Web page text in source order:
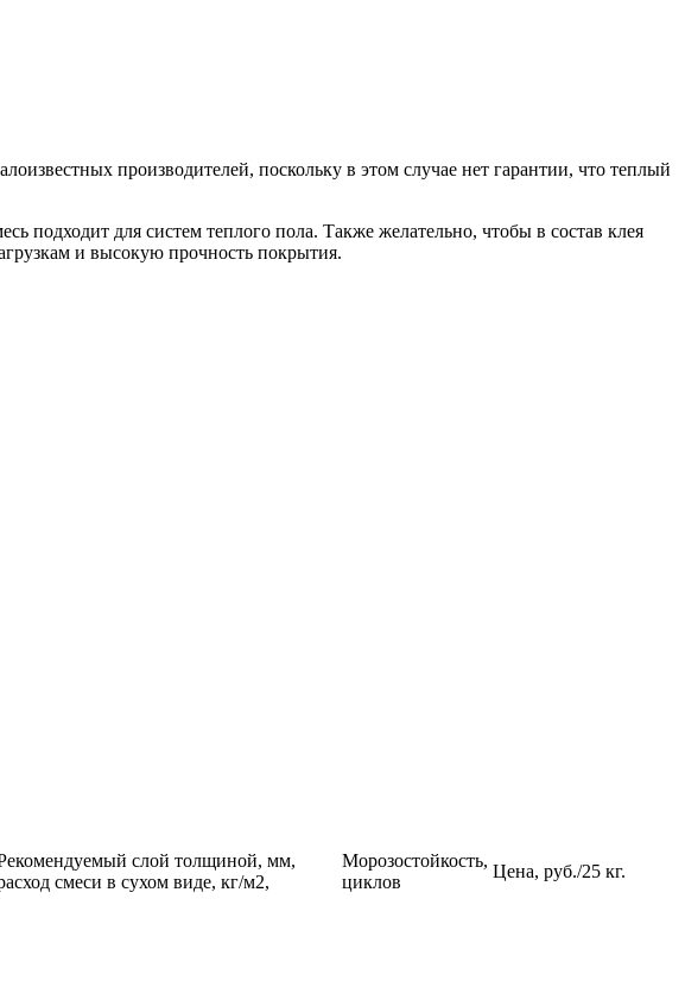
производителей, поскольку в этом случае нет гарантии, что теплый
подходит для систем теплого пола. Также желательно, чтобы в состав клея
и высокую прочность покрытия.
слой толщиной, мм,
смеси в сухом виде, кг/м2,
Морозостойкость,
циклов
Цена, руб./25 кг.